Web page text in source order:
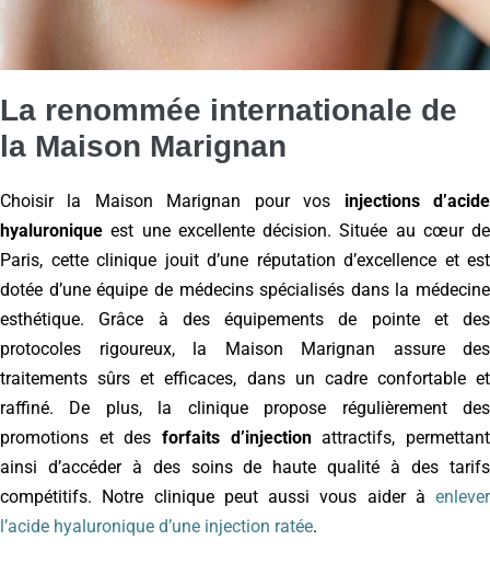
La renommée internationale de
la Maison Marignan
Choisir la Maison Marignan pour vos injections d’acide
hyaluronique est une excellente décision. Située au cœur de
Paris, cette clinique jouit d’une réputation d’excellence et est
dotée d’une équipe de médecins spécialisés dans la médecine
esthétique. Grâce à des équipements de pointe et des
protocoles rigoureux, la Maison Marignan assure des
traitements sûrs et efficaces, dans un cadre confortable et
raffiné. De plus, la clinique propose régulièrement des
promotions et des forfaits d’injectionattractifs, permettant
ainsi d’accéder à des soins de haute qualité à des tarifs
compétitifs. Notre clinique peut aussi vous aider à enlever
l’acide hyaluronique d’une injection ratée.